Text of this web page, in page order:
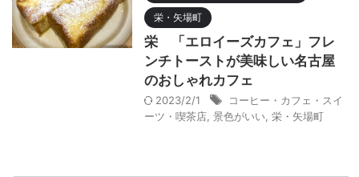
栄・矢場町
栄 「エロイーズカフェ」フレ
ンチトーストが美味しい名古屋
のおしゃれカフェ
2023/2/1
コーヒー・カフェ・スイ
ーツ・喫茶店 景色がいい 栄・矢場町